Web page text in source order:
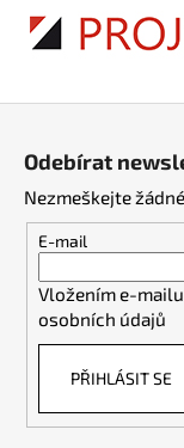
Odebírat
Nezmeškejte
E-mail
Vložením e-
osobních údajů
PŘIHLÁSIT SE